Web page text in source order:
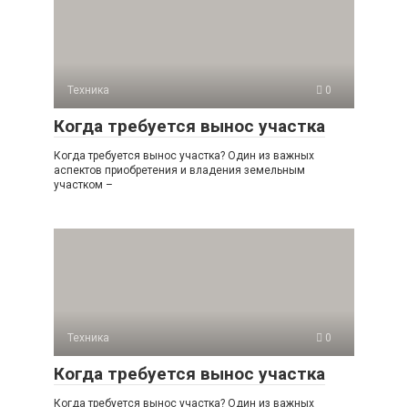
Техника 0
Когда требуется вынос участка
Когда требуется вынос участка? Один из важных
аспектов приобретения и владения земельным
участком –
Техника 0
Когда требуется вынос участка
Когда требуется вынос участка? Один из важных